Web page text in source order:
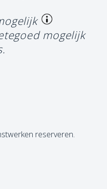
mogelijk
reserveren.